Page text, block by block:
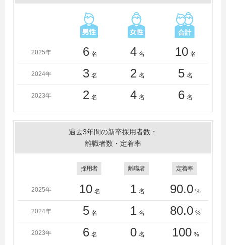
2025年 6 名 4 名 10 名
2024年 3 名 2 名 5 名
2023年 2 名 4 名 6 名
過去3年間の新卒採用者数・
離職者数・定着率
採用者 離職者 定着率
2025年 10 名 1 名 90.0 %
2024年 5 名 1 名 80.0 %
2023年 6 名 0 名 100 %